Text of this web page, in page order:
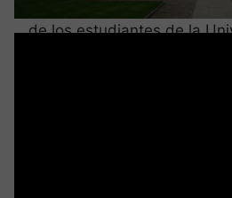
estadounidenses. En 2014,
de los estudiantes de la